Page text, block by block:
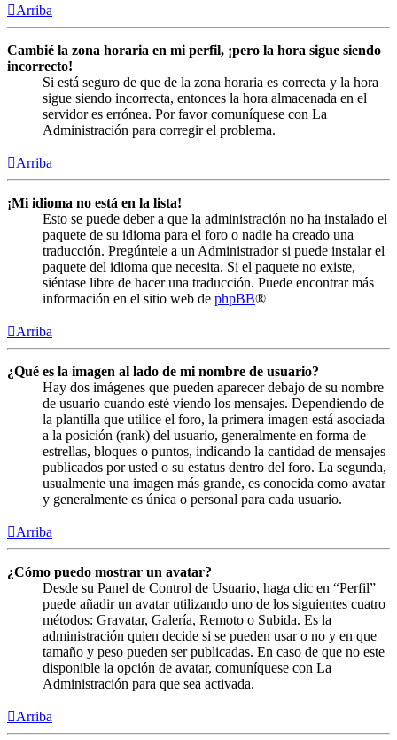
Arriba
Cambié la zona horaria en mi perfil, ¡pero la hora sigue siendo
incorrecto!
Si está seguro de que de la zona horaria es correcta y la hora
sigue siendo incorrecta, entonces la hora almacenada en el
servidor es errónea. Por favor comuníquese con La
Administración para corregir el problema.
Arriba
¡Mi idioma no está en la lista!
Esto se puede deber a que la administración no ha instalado el
paquete de su idioma para el foro o nadie ha creado una
traducción. Pregúntele a un Administrador si puede instalar el
paquete del idioma que necesita. Si el paquete no existe,
siéntase libre de hacer una traducción. Puede encontrar más
información en el sitio web de phpBB®
Arriba
¿Qué es la imagen al lado de mi nombre de usuario?
Hay dos imágenes que pueden aparecer debajo de su nombre
de usuario cuando esté viendo los mensajes. Dependiendo de
la plantilla que utilice el foro, la primera imagen está asociada
a la posición (rank) del usuario, generalmente en forma de
estrellas, bloques o puntos, indicando la cantidad de mensajes
publicados por usted o su estatus dentro del foro. La segunda,
usualmente una imagen más grande, es conocida como avatar
y generalmente es única o personal para cada usuario.
Arriba
¿Cómo puedo mostrar un avatar?
Desde su Panel de Control de Usuario, haga clic en “Perfil”
puede añadir un avatar utilizando uno de los siguientes cuatro
métodos: Gravatar, Galería, Remoto o Subida. Es la
administración quien decide si se pueden usar o no y en que
tamaño y peso pueden ser publicadas. En caso de que no este
disponible la opción de avatar, comuníquese con La
Administración para que sea activada.
Arriba